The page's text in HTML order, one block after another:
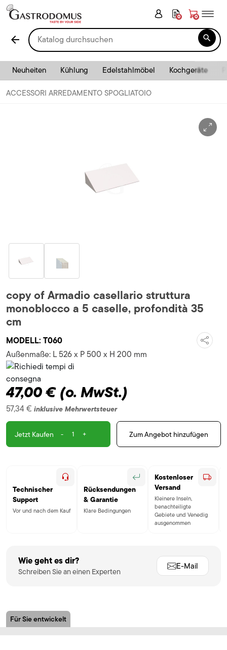
0 0
arrow_back 
Neuheiten Kühlung Edelstahlmöbel Kochgeräte
ACCESSORI ARREDAMENTO SPOGLIATOIO
copy of Armadio casellario struttura
monoblocco a 5 caselle, profondità 35
cm
MODELL: T060
Außenmaße: L 526 x P 500 x H 200 mm
47,00 € (o. MwSt.)
57,34 € inklusive Mehrwertsteuer
Jetzt Kaufen - + Zum Angebot hinzufügen
Technischer
Support
Vor und nach dem Kauf
Rücksendungen
& Garantie
Klare Bedingungen
Kostenloser
Versand
Kleinere Inseln,
benachteiligte
Gebiete und Venedig
ausgenommen
Wie geht es dir?
Schreiben Sie an einen Experten
E-Mail
Für Sie entwickelt